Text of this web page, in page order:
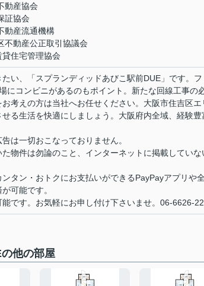
動産協会
証協会
動産流通機構
不動産公正取引協議会
住宅管理協会
い、「スプランディッドあびこ駅前DUE」です。
にコンビニがあるのもポイント。新たな回線工事の
考えの方は当社へお任せください。大阪市住吉区
る生活を快適にしましょう。大阪府内全域、経験
は一切おこなっておりません。
物件は勿論のこと、インターネットに掲載してい
タン・おトクにお支払いができるPayPayアプリや
可能です。
能です。お気軽にお申し付け下さいませ。06-6626-
他の部屋